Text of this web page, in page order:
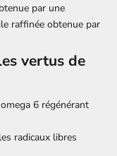
par une
raffinée obtenue par
vertus de
6 régénérant
radicaux libres